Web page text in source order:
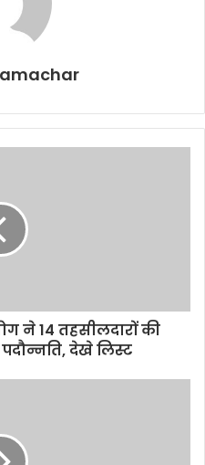
ने 14 तहसीलदारों की
देखे लिस्ट